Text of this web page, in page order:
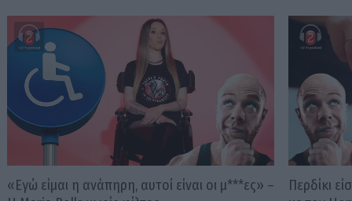
«Εγώ είμαι η ανάπηρη, αυτοί είναι οι μ***ες» –
Περδίκι